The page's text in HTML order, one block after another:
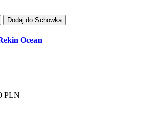
Dodaj do Schowka
Ocean
PLN